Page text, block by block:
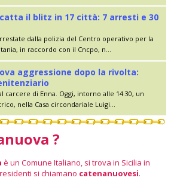
il blitz in 17 città: 7 arresti e 30
dalla polizia del Centro operativo per la
in raccordo con il Cncpo, n...
aggressione dopo la rivolta:
carcere di Enna. Oggi, intorno alle 14.30, un
nella Casa circondariale Luigi...
?
è un Comune Italiano, si trova in Sicilia in
si chiamano catenanuovesi.